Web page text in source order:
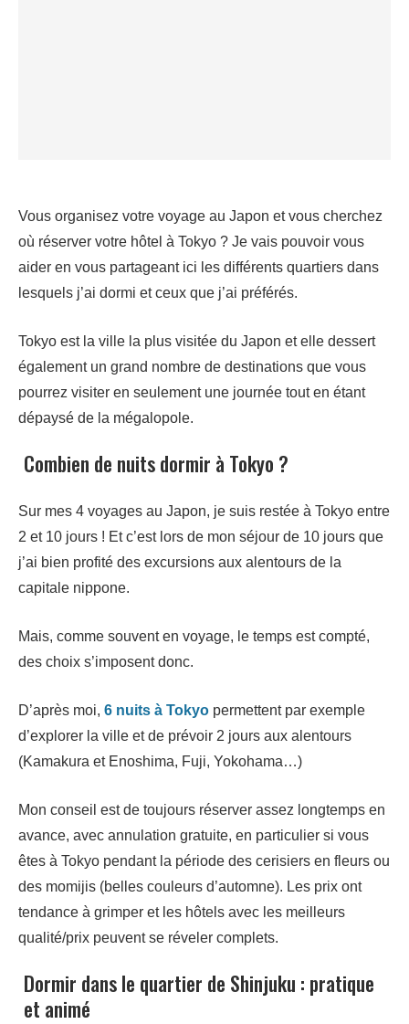
Vous organisez votre voyage au Japon et vous cherchez
où réserver votre hôtel à Tokyo ? Je vais pouvoir vous
aider en vous partageant ici les différents quartiers dans
lesquels j’ai dormi et ceux que j’ai préférés.
Tokyo est la ville la plus visitée du Japon et elle dessert
également un grand nombre de destinations que vous
pourrez visiter en seulement une journée tout en étant
dépaysé de la mégalopole.
Combien de nuits dormir à Tokyo ?
Sur mes 4 voyages au Japon, je suis restée à Tokyo entre
2 et 10 jours ! Et c’est lors de mon séjour de 10 jours que
j’ai bien profité des excursions aux alentours de la
capitale nippone.
Mais, comme souvent en voyage, le temps est compté,
des choix s’imposent donc.
D’après moi, 6 nuits à Tokyo permettent par exemple
d’explorer la ville et de prévoir 2 jours aux alentours
(Kamakura et Enoshima, Fuji, Yokohama…)
Mon conseil est de toujours réserver assez longtemps en
avance, avec annulation gratuite, en particulier si vous
êtes à Tokyo pendant la période des cerisiers en fleurs ou
des momijis (belles couleurs d’automne). Les prix ont
tendance à grimper et les hôtels avec les meilleurs
qualité/prix peuvent se réveler complets.
Dormir dans le quartier de Shinjuku : pratique
et animé